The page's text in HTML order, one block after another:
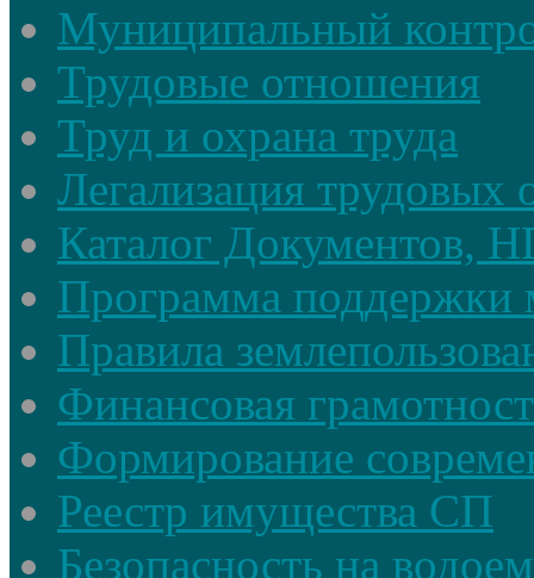
Муниципальный
Трудовые отношения
Труд и охрана труда
Легализация трудовых
Каталог Документов,
Программа поддержки
Правила
Финансовая
Формирование
Реестр имущества СП
Безопасность на